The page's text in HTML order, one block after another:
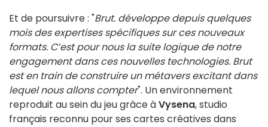
Et de poursuivre : "Brut. développe depuis quelques
mois des expertises spécifiques sur ces nouveaux
formats. C’est pour nous la suite logique de notre
engagement dans ces nouvelles technologies. Brut
est en train de construire un métavers excitant dans
lequel nous allons compter". Un environnement
reproduit au sein du jeu grâce àVysena, studio
français reconnu pour ses cartes créatives dans